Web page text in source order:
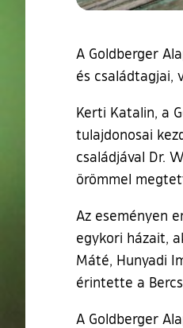
A Goldberger
és családtagjai,
Kerti Katalin, a
tulajdonosai
családjával Dr.
örömmel
Az eseményen
egykori házait,
Máté, Hunyadi
érintette a
A Goldberger